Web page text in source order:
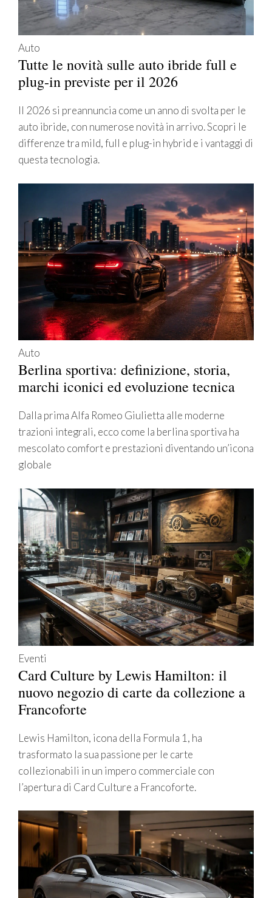
Auto
Tutte le novità sulle auto ibride full e
plug-in previste per il 2026
Il 2026 si preannuncia come un anno di svolta per le
auto ibride, con numerose novità in arrivo. Scopri le
differenze tra mild, full e plug-in hybrid e i vantaggi di
questa tecnologia.
Auto
Berlina sportiva: definizione, storia,
marchi iconici ed evoluzione tecnica
Dalla prima Alfa Romeo Giulietta alle moderne
trazioni integrali, ecco come la berlina sportiva ha
mescolato comfort e prestazioni diventando un’icona
globale
Eventi
Card Culture by Lewis Hamilton: il
nuovo negozio di carte da collezione a
Francoforte
Lewis Hamilton, icona della Formula 1, ha
trasformato la sua passione per le carte
collezionabili in un impero commerciale con
l’apertura di Card Culture a Francoforte.